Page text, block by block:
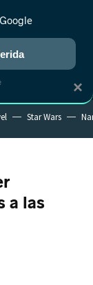
NUEVO
RANKINGS CINE
Star Wars
a las
×